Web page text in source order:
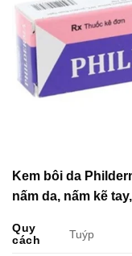
Kem bôi da
nấm da, nấm kẽ
Quy
cách
Tuýp